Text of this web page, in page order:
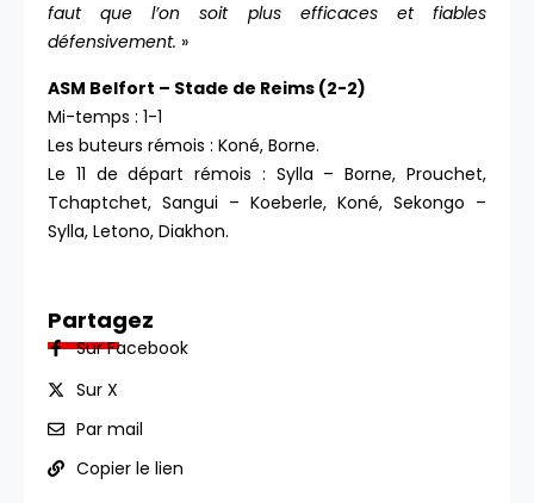
faut que l’on soit plus efficaces et fiables
défensivement. »
ASM Belfort – Stade de Reims (2-2)
Mi-temps : 1-1
Les buteurs rémois : Koné, Borne.
Le 11 de départ rémois : Sylla – Borne, Prouchet,
Tchaptchet, Sangui – Koeberle, Koné, Sekongo –
Sylla, Letono, Diakhon.
Partagez
Sur Facebook
Sur X
Par mail
Copier le lien